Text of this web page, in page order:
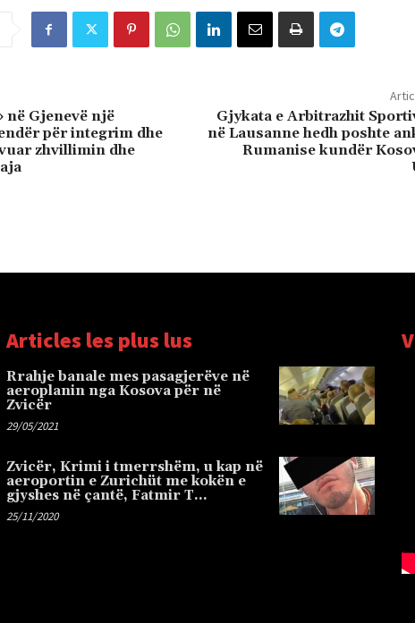
në Gjenevë një
për integrim dhe
zhvillimin dhe
Gjykata e Arbitrazhit
në Lausanne hedh poshte
Rumanise kundër
Articles les plus lus
Rrahje banale mes pasagjerëve në
aeroplanin nga Kosova për në
Zvicër
29/05/2021
Zvicër, Krimi i tmerrshëm, u kap në
aeroportin e Zurichüt me kokën e
gjyshes në çantë, Fatmir T…
25/11/2020